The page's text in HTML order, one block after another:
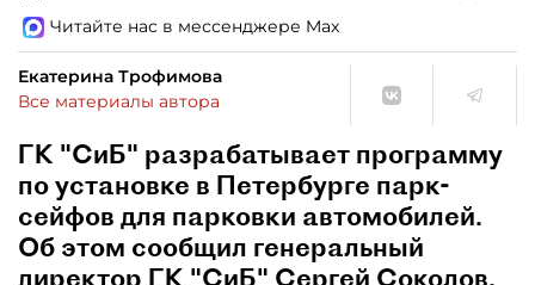
Читайте нас в мессенджере Max
Екатерина Трофимова
Все материалы автора
ГК "СиБ" разрабатывает программу
по установке в Петербурге парк-
сейфов для парковки автомобилей.
Об этом сообщил генеральный
директор ГК "СиБ" Сергей Соколов.